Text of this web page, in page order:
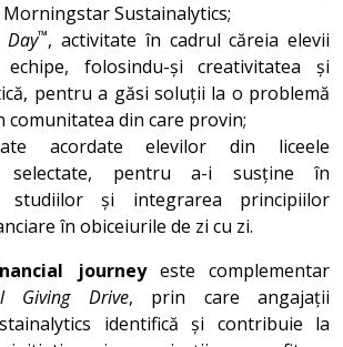
Sustainalytics;
Day™, activitate în cadrul căreia elevii
folosindu-și creativitatea și
pentru a găsi soluții la o problemă
comunitatea din care provin;
acordate elevilor din liceele
selectate, pentru a-i susține în
studiilor și integrarea principiilor
în obiceiurile de zi cu zi.
journeyeste complementar
Giving Drive, prin care angajații
identifică și contribuie la